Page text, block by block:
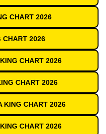
CHART 2026
CHART 2026
CHART 2026
CHART 2026
KING CHART 2026
CHART 2026